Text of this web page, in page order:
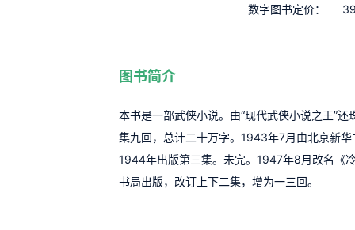
数字图书定价：
图书简介
本书是一部武侠小说。由“现代武侠小说之王”还
集九回，总计二十万字。1943年7月由北京新
1944年出版第三集。未完。1947年8月改名《
书局出版，改订上下二集，增为一三回。